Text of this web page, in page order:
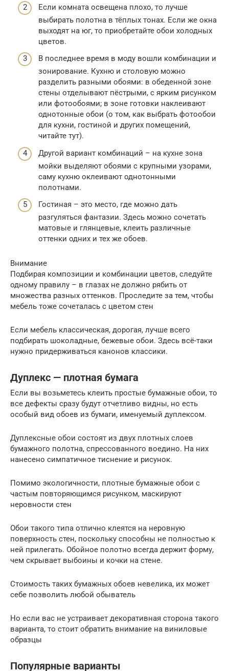
Если комната освещена плохо, то лучше
выбирать полотна в тёплых тонах. Если же окна
выходят на юг, то приобретайте обои холодных
цветов.
В последнее время в моду вошли комбинации и
зонирование. Кухню и столовую можно
разделить разными обоями: в обеденной зоне
стены отделывают пёстрыми, с ярким рисунком
или фотообоями; в зоне готовки наклеивают
однотонные обои (о том, как выбрать фотообои
для кухни, гостиной и других помещений,
читайте тут).
Другой вариант комбинаций – на кухне зона
мойки выделяют обоями с крупными узорами,
саму кухню оклеивают однотонными
полотнами.
Гостиная – это место, где можно дать
разгуляться фантазии. Здесь можно сочетать
матовые и глянцевые, клеить различные
оттенки одних и тех же обоев.
Внимание
Подбирая композиции и комбинации цветов, следуйте
одному правилу – в глазах не должно рябить от
множества разных оттенков. Проследите за тем, чтобы
мебель тоже сочеталась с цветом стен
Если мебель классическая, дорогая, лучше всего
подбирать шоколадные, бежевые обои. Здесь всё-таки
нужно придерживаться канонов классики.
Дуплекс — плотная бумага
Если вы возьметесь клеить простые бумажные обои, то
все дефекты сразу будут отчетливо видны, но есть
особый вид обоев из бумаги, именуемый дуплексом.
Дуплексные обои состоят из двух плотных слоев
бумажного полотна, спрессованного воедино. На них
нанесено симпатичное тиснение и рисунок.
Помимо экологичности, плотные бумажные обои с
частым повторяющимся рисунком, маскируют
неровности стен
Обои такого типа отлично клеятся на неровную
поверхность стен, поскольку способны не полностью к
ней прилегать. Обойное полотно всегда держит форму,
чем скрывает выбоины и кочки на стене.
Стоимость таких бумажных обоев невелика, их может
себе позволить любой обыватель
Но если вас не устраивает декоративная сторона такого
варианта, то стоит обратить внимание на виниловые
образцы
Популярные варианты